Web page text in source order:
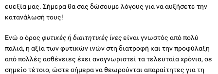
ευεξία μας. Σήμερα θα σας δώσουμε λόγους για να αυξήσετε την
κατανάλωσή τους!
Ενώ ο όρος φυτικές ή διαιτητικές ίνεςείναι γνωστός από πολύ
παλιά, η αξία των φυτικών ινών στη διατροφή και την προφύλαξη
από πολλές ασθένειες έχει αναγνωριστεί τα τελευταία χρόνια, σε
σημείο τέτοιο, ώστε σήμερα να θεωρούνται απαραίτητες για τη